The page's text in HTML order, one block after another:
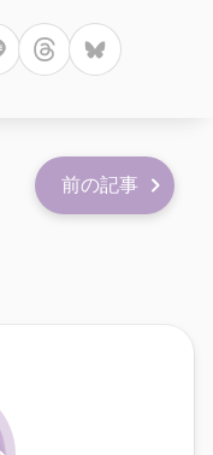
前の記事